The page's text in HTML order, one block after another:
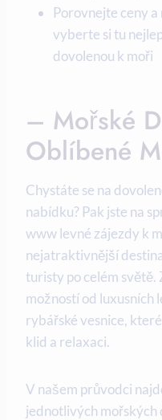
Porovnejte ceny
‌vyberte si tu
dovolenou‍ k ⁤moři
– Mořské
Oblíbené
Chystáte se na
nabídku?‌ Pak jste na
www levné zájezdy k
nejatraktivnější
‍turisty po celém
možností od ⁤luxusních
rybářské vesnice,
klid ‌a relaxaci.
V našem průvodci
jednotlivých mořských